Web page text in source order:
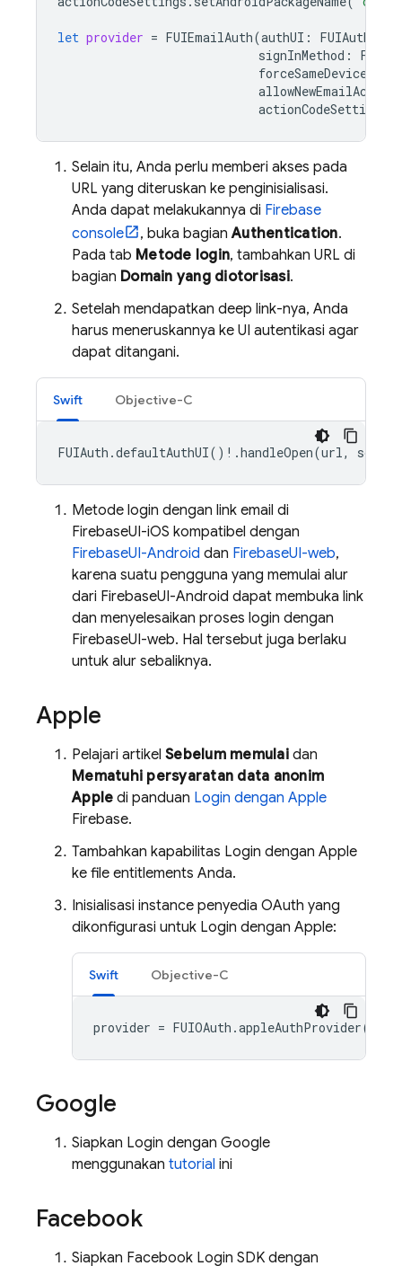
let provider = FUIEmailAuth(authUI : FUIAuth
signInMethod :
forceSameDevice
actionCodeSetting
Selain itu, Anda perlu memberi akses pada
URL yang diteruskan ke penginisialisasi.
Anda dapat melakukannya di Firebase
console
, buka bagianAuthentication.
Pada tab Metode login, tambahkan URL di
bagian Domain yang diotorisasi.
Setelah mendapatkan deep link-nya, Anda
harus meneruskannya ke UI autentikasi agar
dapat ditangani.
Swift Objective-C
FUIAuth .defaultAuthUI() ! .handleOpen(url,
Metode login dengan link email di
FirebaseUI-iOS kompatibel dengan
FirebaseUI-Android dan FirebaseUI-web,
karena suatu pengguna yang memulai alur
dari FirebaseUI-Android dapat membuka link
dan menyelesaikan proses login dengan
FirebaseUI-web. Hal tersebut juga berlaku
untuk alur sebaliknya.
Apple
Pelajari artikel Sebelum memulaidan
Mematuhi persyaratan data anonim
Apple di panduan Login dengan Apple
Firebase.
Tambahkan kapabilitas Login dengan Apple
ke file entitlements Anda.
Inisialisasi instance penyedia OAuth yang
dikonfigurasi untuk Login dengan Apple:
Swift Objective-C
provider = FUIOAuth .appleAuthProvider()
Google
Siapkan Login dengan Google
menggunakan tutorial ini
Facebook
Siapkan Facebook Login SDK dengan